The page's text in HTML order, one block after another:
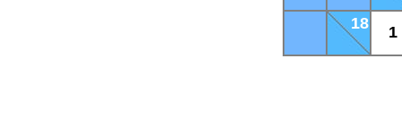
18 1